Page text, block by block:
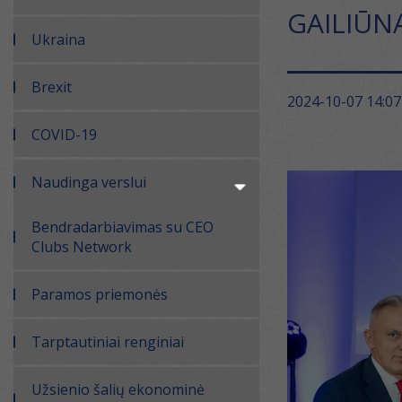
Ukraina
Brexit
COVID-19
Naudinga verslui
Bendradarbiavimas su CEO
Clubs Network
Paramos priemonės
Tarptautiniai renginiai
Užsienio šalių ekonominė
2024-10-07 14:07